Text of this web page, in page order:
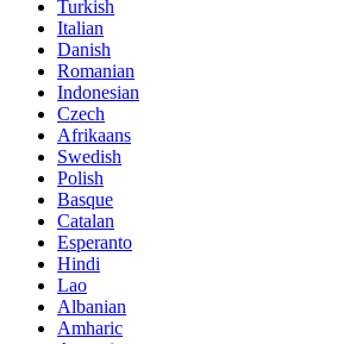
Turkish
Italian
Danish
Romanian
Indonesian
Czech
Afrikaans
Swedish
Polish
Basque
Catalan
Esperanto
Hindi
Lao
Albanian
Amharic